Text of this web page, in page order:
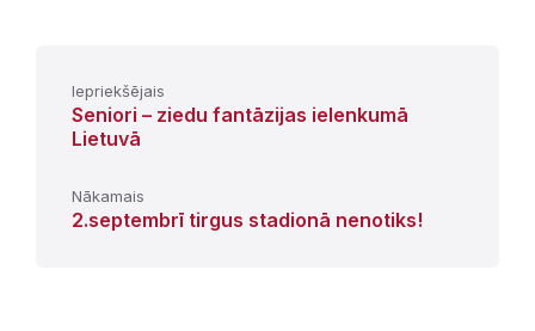
Iepriekšējais
Seniori – ziedu fantāzijas ielenkumā
Lietuvā
Nākamais
2.septembrī tirgus stadionā nenotiks!